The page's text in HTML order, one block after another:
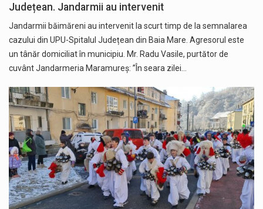
Județean. Jandarmii au intervenit
Jandarmii băimăreni au intervenit la scurt timp de la semnalarea
cazului din UPU-Spitalul Județean din Baia Mare. Agresorul este
un tânăr domiciliat în municipiu. Mr. Radu Vasile, purtător de
cuvânt Jandarmeria Maramureș: ”În seara zilei…